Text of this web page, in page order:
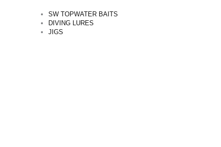
SW TOPWATER BAITS
DIVING LURES
JIGS